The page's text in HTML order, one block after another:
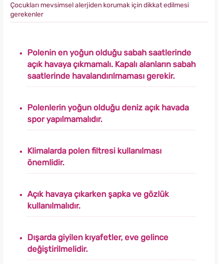
Çocukları mevsimsel alerjiden korumak için dikkat edilmesi
gerekenler
Polenin en yoğun olduğu sabah saatlerinde
açık havaya çıkmamalı. Kapalı alanların sabah
saatlerinde havalandırılmaması gerekir.
Polenlerin yoğun olduğu deniz açık havada
spor yapılmamalıdır.
Klimalarda polen filtresi kullanılması
önemlidir.
Açık havaya çıkarken şapka ve gözlük
kullanılmalıdır.
Dışarda giyilen kıyafetler, eve gelince
değiştirilmelidir.